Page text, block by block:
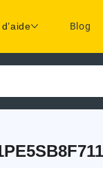
Blog